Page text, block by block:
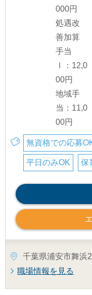
000円
処遇改
善加算
手当
Ⅰ：12,0
00円
地域手
当：11,0
00円
無資格での応募
平日のみOK 保
千葉県浦安市舞浜
職場情報を見る